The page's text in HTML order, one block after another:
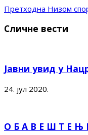
Претходна Низом
Сличне вести
Јавни увид у
24. јул 2020.
О Б А В Е Ш Т Е Њ